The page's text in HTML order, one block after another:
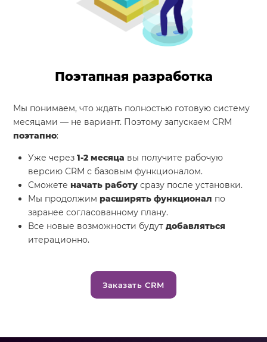
Поэтапная разработка
Мы понимаем, что ждать полностью готовую систему
месяцами — не вариант. Поэтому запускаем CRM
поэтапно:
Уже через1-2 месяца вы получите рабочую
версию CRM с базовым функционалом.
Сможете начать работу сразу после установки.
Мы продолжим расширять функционал по
заранее согласованному плану.
Все новые возможности будутдобавляться
итерационно.
Заказать CRM